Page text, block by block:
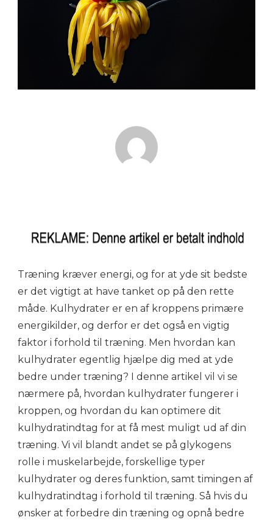
Træning kræver energi, og for at yde sit bedste
er det vigtigt at have tanket op på den rette
måde. Kulhydrater er en af kroppens primære
energikilder, og derfor er det også en vigtig
faktor i forhold til træning. Men hvordan kan
kulhydrater egentlig hjælpe dig med at yde
bedre under træning? I denne artikel vil vi se
nærmere på, hvordan kulhydrater fungerer i
kroppen, og hvordan du kan optimere dit
kulhydratindtag for at få mest muligt ud af din
træning. Vi vil blandt andet se på glykogens
rolle i muskelarbejde, forskellige typer
kulhydrater og deres funktion, samt timingen af
kulhydratindtag i forhold til træning. Så hvis du
ønsker at forbedre din træning og opnå bedre